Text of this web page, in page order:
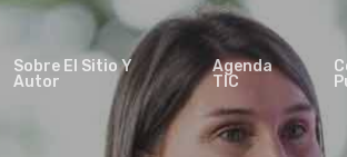
Sobre El Sitio Y
Autor
Agenda
TIC